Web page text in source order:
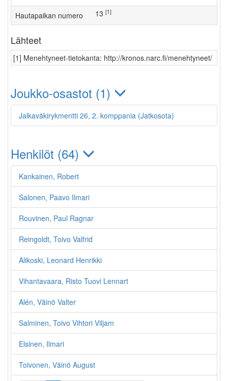
Hautapaikan numero 13 [1]
Lähteet
[1] Menehtyneet-tietokanta: http://kronos.narc.fi/menehtyneet/
Joukko-osastot (1)
Jalkaväkirykmentti 26, 2. komppania (Jatkosota)
Henkilöt (64)
Kankainen, Robert
Salonen, Paavo Ilmari
Rouvinen, Paul Ragnar
Reingoldt, Toivo Valfrid
Alikoski, Leonard Henrikki
Vihantavaara, Risto Tuovi Lennart
Alén, Väinö Valter
Salminen, Toivo Vihtori Viljam
Elsinen, Ilmari
Toivonen, Väinö August